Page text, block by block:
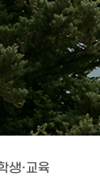
생·교육